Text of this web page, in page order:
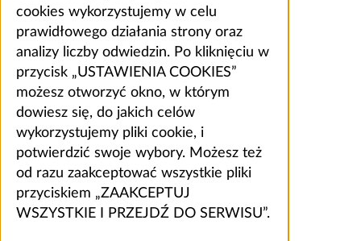
cookies wykorzystujemy w celu
prawidłowego działania strony oraz
analizy liczby odwiedzin. Po kliknięciu w
przycisk „USTAWIENIA COOKIES”
możesz otworzyć okno, w którym
dowiesz się, do jakich celów
wykorzystujemy pliki cookie, i
potwierdzić swoje wybory. Możesz też
od razu zaakceptować wszystkie pliki
przyciskiem „ZAAKCEPTUJ
WSZYSTKIE I PRZEJDŹ DO SERWISU”.